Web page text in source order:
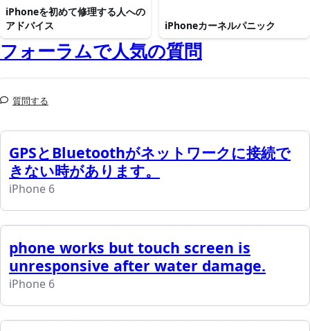
iPhoneを初めて修理する人への
アドバイス
iPhoneカーネルパニック
フォーラムで人気の質問
質問する
GPSとBluetoothがネットワークに接続で
きない時があります。
iPhone 6
phone works but touch screen is
unresponsive after water damage.
iPhone 6